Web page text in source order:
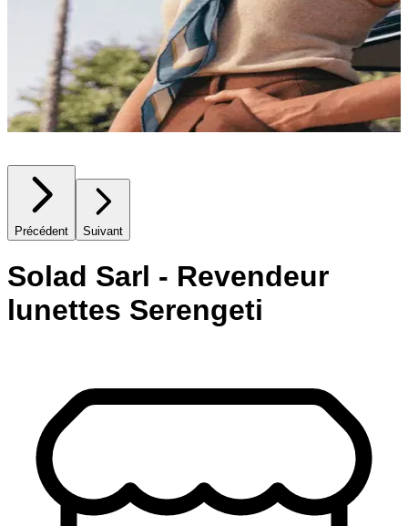
Précédent Suivant
Solad Sarl - Revendeur
lunettes Serengeti